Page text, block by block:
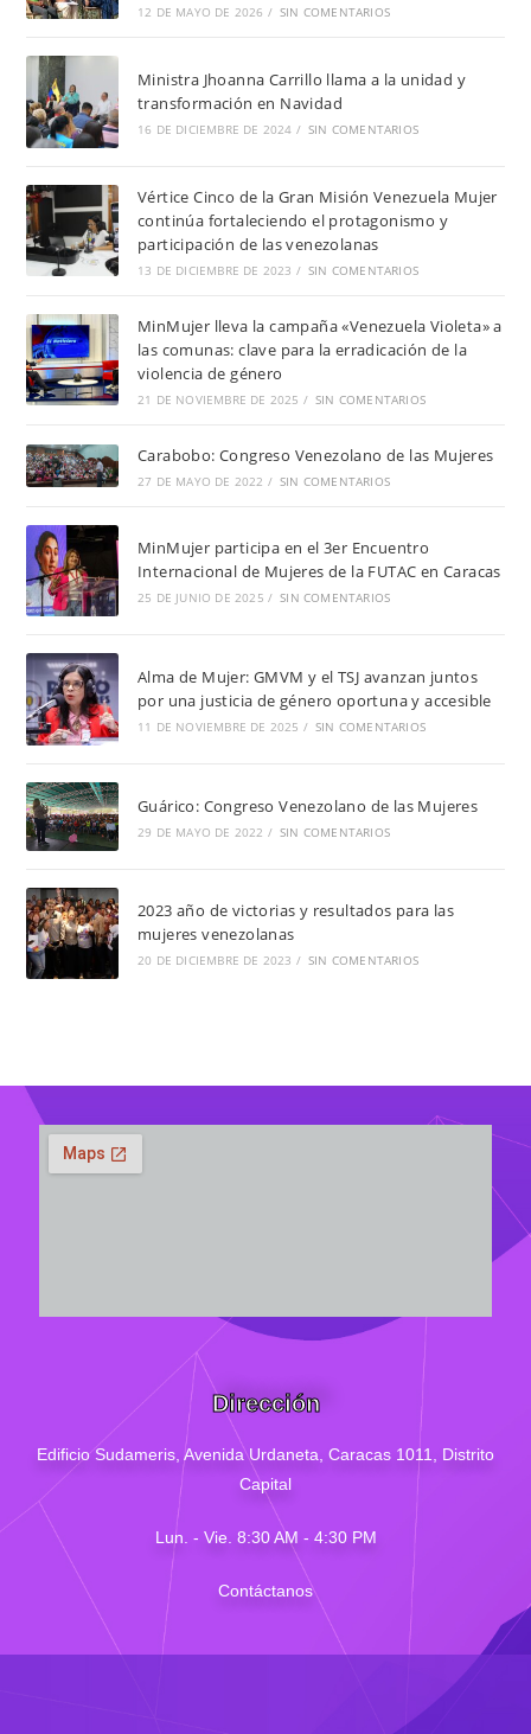
12 DE MAYO DE 2026 / SIN COMENTARIOS
Ministra Jhoanna Carrillo llama a la unidad y
transformación en Navidad
16 DE DICIEMBRE DE 2024 / SIN COMENTARIOS
Vértice Cinco de la Gran Misión Venezuela Mujer
continúa fortaleciendo el protagonismo y
participación de las venezolanas
13 DE DICIEMBRE DE 2023 / SIN COMENTARIOS
MinMujer lleva la campaña «Venezuela Violeta» a
las comunas: clave para la erradicación de la
violencia de género
21 DE NOVIEMBRE DE 2025 / SIN COMENTARIOS
Carabobo: Congreso Venezolano de las Mujeres
27 DE MAYO DE 2022 / SIN COMENTARIOS
MinMujer participa en el 3er Encuentro
Internacional de Mujeres de la FUTAC en Caracas
25 DE JUNIO DE 2025 / SIN COMENTARIOS
Alma de Mujer: GMVM y el TSJ avanzan juntos
por una justicia de género oportuna y accesible
11 DE NOVIEMBRE DE 2025 / SIN COMENTARIOS
Guárico: Congreso Venezolano de las Mujeres
29 DE MAYO DE 2022 / SIN COMENTARIOS
2023 año de victorias y resultados para las
mujeres venezolanas
20 DE DICIEMBRE DE 2023 / SIN COMENTARIOS
Dirección
Edificio Sudameris, Avenida Urdaneta, Caracas 1011, Distrito
Capital
Lun. - Vie. 8:30 AM - 4:30 PM
Contáctanos